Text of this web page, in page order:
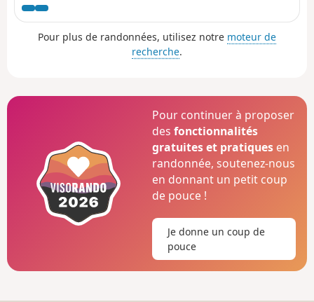
leurs châteaux, tous aussi remarquables les uns que les
autres, dont le Château de Vigny et le Château de
Villette. L'essentiel de la randonnée se fait en plaine avec
de larges panoramas. Seul les 10 premiers kilomètres
Pour plus de randonnées, utilisez notre moteur de
recherche.
Pour continuer à proposer
desfonctionnalités
gratuites et pratiques en
randonnée, soutenez-nous
en donnant un petit coup
de pouce !
Je donne un coup de
pouce